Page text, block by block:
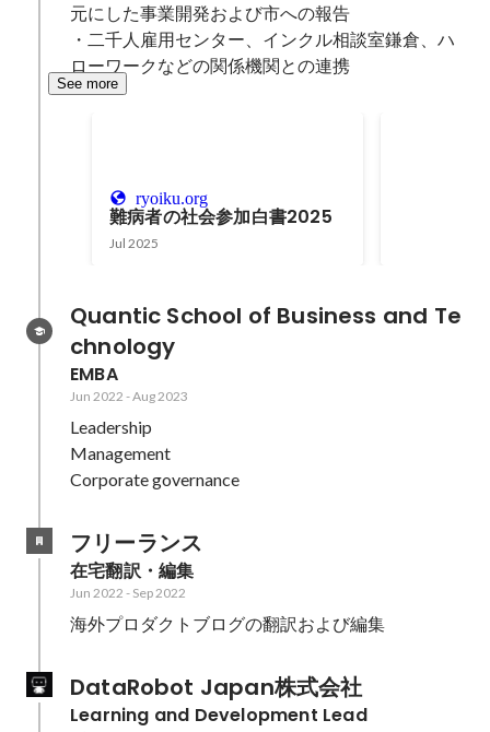
元にした事業開発および市への報告
・二千人雇用センター、インクル相談室鎌倉、ハ
ローワークなどの関係機関との連携
See more
ryoiku.org
難病者の社会参加白書2025
Jul 2025
Quantic School of Business and Te
chnology
EMBA
Jun 2022 -Aug 2023
Leadership
Management
Corporate governance
フリーランス
在宅翻訳・編集
Jun 2022 - Sep 2022
海外プロダクトブログの翻訳および編集
DataRobot Japan株式会社
Learning and Development Lead